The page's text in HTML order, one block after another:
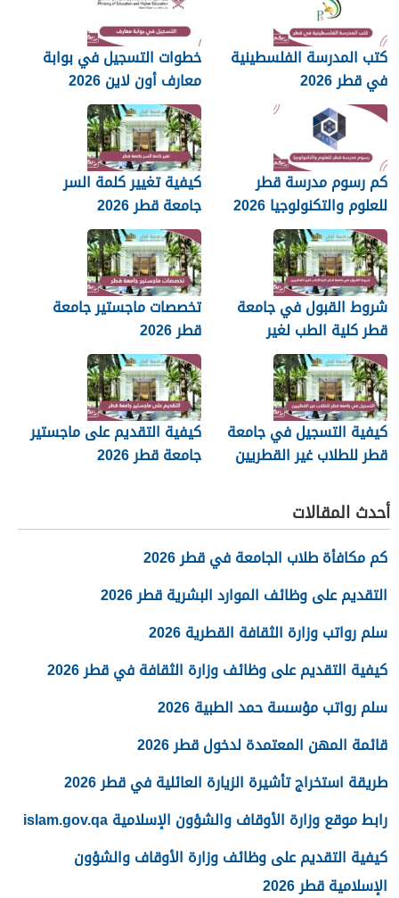
كتب المدرسة الفلسطينية
في قطر 2026
خطوات التسجيل في بوابة
معارف أون لاين 2026
كم رسوم مدرسة قطر
للعلوم والتكنولوجيا 2026
كيفية تغيير كلمة السر
جامعة قطر 2026
شروط القبول في جامعة
قطر كلية الطب لغير
القطريين 2026
تخصصات ماجستير جامعة
قطر 2026
كيفية التسجيل في جامعة
قطر للطلاب غير القطريين
كيفية التقديم على ماجستير
جامعة قطر 2026
أحدث المقالات
كم مكافأة طلاب الجامعة في قطر 2026
التقديم على وظائف الموارد البشرية قطر 2026
سلم رواتب وزارة الثقافة القطرية 2026
كيفية التقديم على وظائف وزارة الثقافة في قطر 2026
سلم رواتب مؤسسة حمد الطبية 2026
قائمة المهن المعتمدة لدخول قطر 2026
طريقة استخراج تأشيرة الزيارة العائلية في قطر 2026
رابط موقع وزارة الأوقاف والشؤون الإسلامية islam.gov.qa
كيفية التقديم على وظائف وزارة الأوقاف والشؤون
الإسلامية قطر 2026